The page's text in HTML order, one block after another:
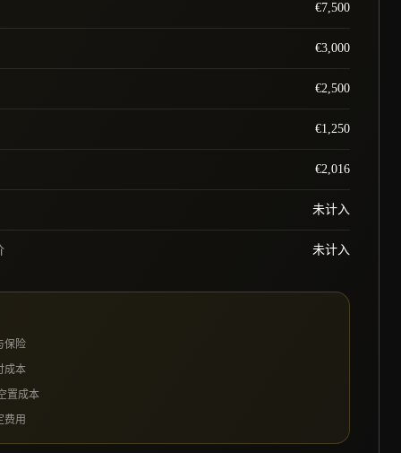
€7,500
€3,000
€2,500
€1,250
€2,016
未计入
未计入
保险
成本
置成本
费用